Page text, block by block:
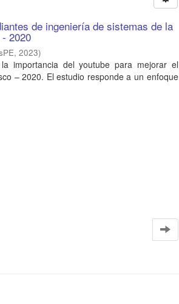
de ingeniería de sistemas de la
2020
,2023)
importancia del youtube para mejorar el
– 2020. El estudio responde a un enfoque